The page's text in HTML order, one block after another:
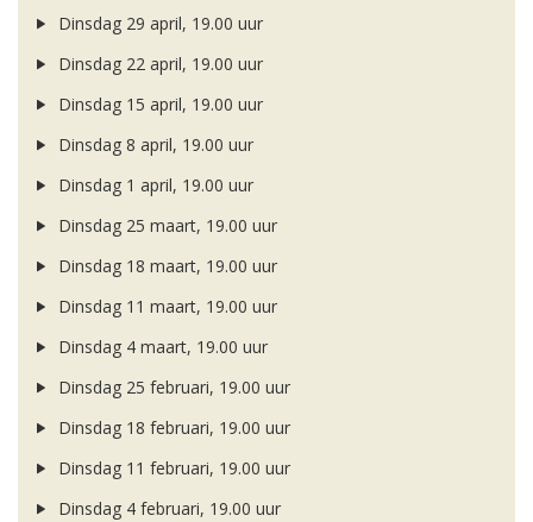
Dinsdag 29 april, 19.00 uur
Dinsdag 22 april, 19.00 uur
Dinsdag 15 april, 19.00 uur
Dinsdag 8 april, 19.00 uur
Dinsdag 1 april, 19.00 uur
Dinsdag 25 maart, 19.00 uur
Dinsdag 18 maart, 19.00 uur
Dinsdag 11 maart, 19.00 uur
Dinsdag 4 maart, 19.00 uur
Dinsdag 25 februari, 19.00 uur
Dinsdag 18 februari, 19.00 uur
Dinsdag 11 februari, 19.00 uur
Dinsdag 4 februari, 19.00 uur